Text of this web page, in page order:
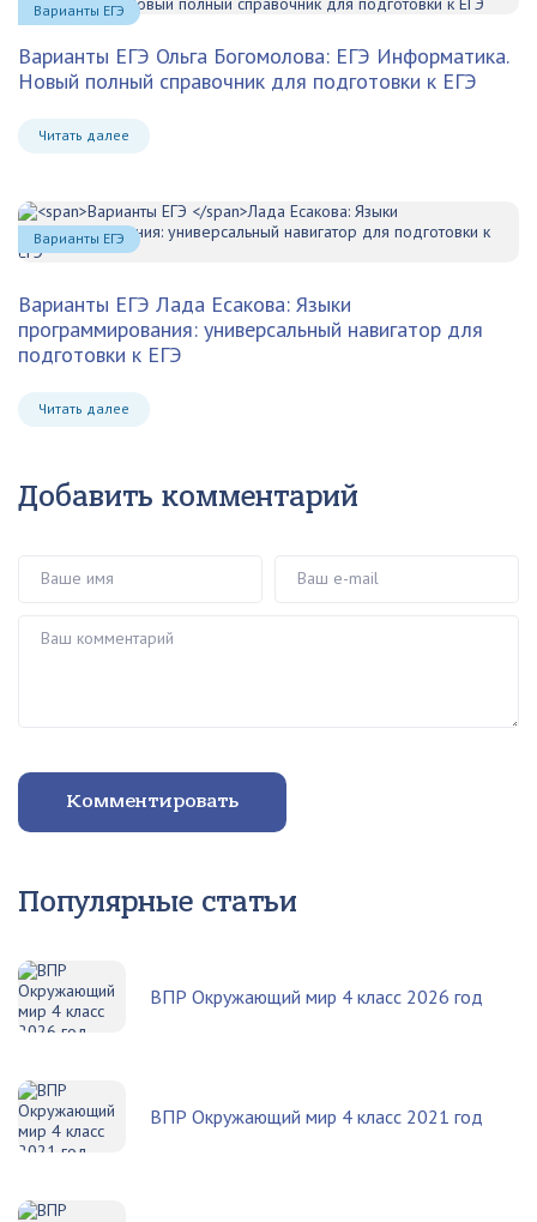
Варианты ЕГЭ Ольга Богомолова: ЕГЭ Информатика.
Новый полный справочник для подготовки к ЕГЭ
Читать далее
Варианты ЕГЭ
Варианты ЕГЭ Лада Есакова: Языки
программирования: универсальный навигатор для
подготовки к ЕГЭ
Читать далее
Варианты ЕГЭ
Добавить комментарий
Комментировать
Популярные статьи
ВПР Окружающий мир 4 класс 2026 год
ВПР Окружающий мир 4 класс 2021 год